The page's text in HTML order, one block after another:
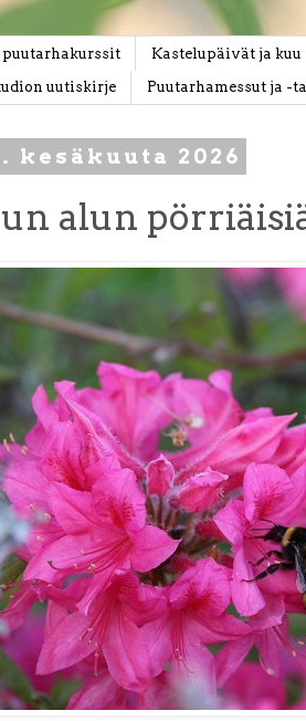
Kastelupäivät ja kuu
uutiskirje Puutarhamessut ja -
kesäkuuta 2026
alun